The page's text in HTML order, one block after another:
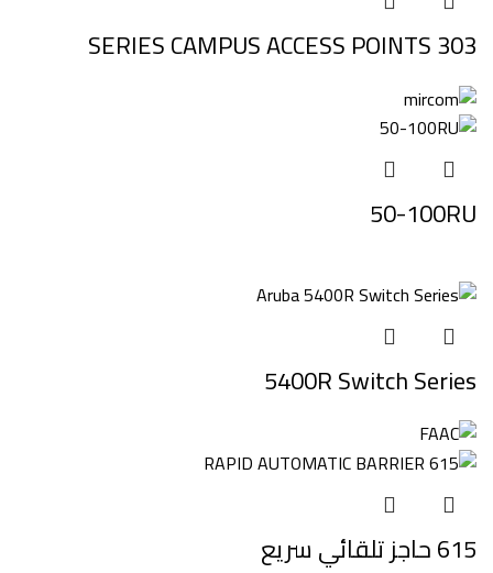
303 SERIES CAMPUS ACCESS POINTS
50-100RU
5400R Switch Series
615 حاجز تلقائي سريع